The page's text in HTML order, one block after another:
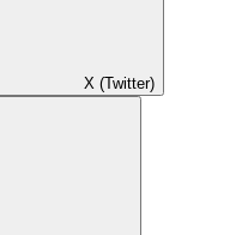
X (Twitter)